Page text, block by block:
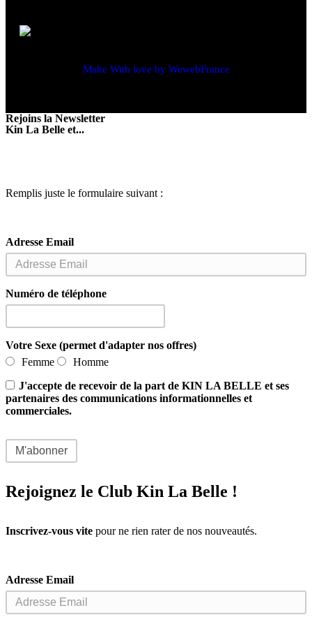
Make With love by WewebFrance
Rejoins la Newsletter
Kin La Belle et...
Remplis juste le formulaire suivant :
Adresse Email
Numéro de téléphone
Votre Sexe (permet d'adapter nos offres)
Femme
Homme
J'accepte de recevoir de la part de KIN LA BELLE et ses
partenaires des communications informationnelles et
commerciales.
Rejoignez le Club Kin La Belle !
Inscrivez-vous vite pour ne rien rater de nos nouveautés.
Adresse Email